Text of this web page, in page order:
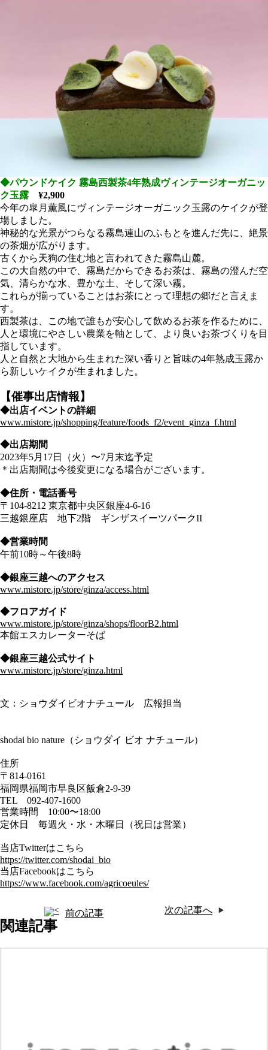
◆パウンドケイク 霧島西製茶4年熟成ヴィンテージオーガニッ
ク玉露
¥2,900
今年の皐月薫風にヴィンテージオーガニック玉露のケイクが登
場しました。
神秘的な光景がつらなる霧島連山のふもとを進んだ先に、絶景
の茶畑が広がります。
古くから天狗の住む地と言われてきた霧島山麓。
この大自然の中で、霧島だからできるお茶は、霧島の澄んだ空
気、清らかな水、豊かな土、そして深い霧。
これらが揃っていることはお茶にとって理想の郷だと言えま
す。
西製茶は、この地で誰もが安心して飲めるお茶を作るために、
人と環境にやさしい農業を軸として、より良いお茶づくりを目
指しています。
人と自然と大地から生まれた深い香りと旨味の4年熟成玉露か
ら新しいケイクが生まれました。
【催事出店情報】
◆出店イベントの詳細
www.mistore.jp/shopping/feature/foods_f2/event_ginza_f.html
◆出店期間
2023年5月17日（火）〜7月末迄予定
＊出店期間は今後変更になる場合がございます。
◆住所・電話番号
〒104-8212 東京都中央区銀座4-6-16
三越銀座店 地下2階 ギンザスイーツパークII
◆営業時間
午前10時～午後8時
◆銀座三越へのアクセス
www.mistore.jp/store/ginza/access.html
◆フロアガイド
www.mistore.jp/store/ginza/shops/floorB2.html
本館エスカレーターそば
◆銀座三越公式サイト
www.mistore.jp/store/ginza.html
文：ショウダイビオナチュール 広報担当
shodai bio nature（ショウダイ ビオ ナチュール）
住所
〒814-0161
福岡県福岡市早良区飯倉2-9-39
TEL 092-407-1600
営業時間 10:00〜18:00
定休日 毎週火・水・木曜日（祝日は営業）
当店Twitterはこちら
https://twitter.com/shodai_bio
当店Facebookはこちら
https://www.facebook.com/agricoeules/
前の記事 次の記事へ
関連記事